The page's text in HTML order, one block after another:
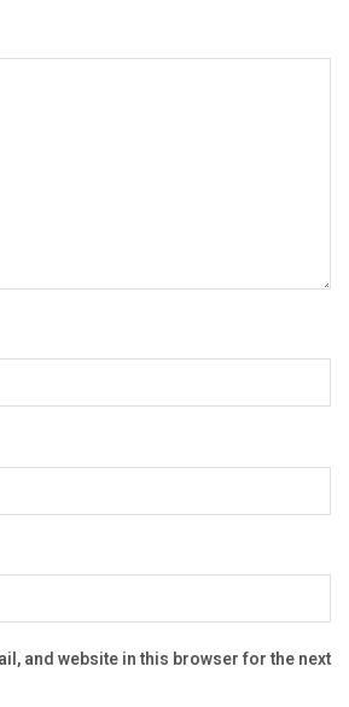
and website in this browser for the next